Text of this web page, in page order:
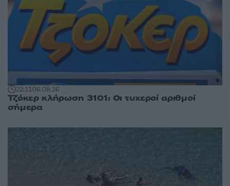
22:1106.08.26
Τζόκερ κλήρωση 3101: Οι τυχεροί αριθμοί
σήμερα